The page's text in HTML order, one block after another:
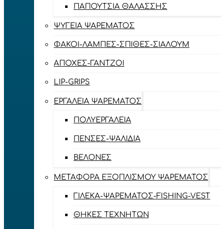
ΠΑΠΟΎΤΣΙΑ ΘΑΛΆΣΣΗΣ
ΨΥΓΕΊΑ ΨΑΡΈΜΑΤΟΣ
ΦΑΚΟΊ-ΛΆΜΠΕΣ-ΣΠΊΘΕΣ-ΣΊΑΛΟΥΜ
ΑΠΌΧΕΣ-ΓΆΝΤΖΟΙ
LIP-GRIPS
EΡΓΑΛΕΊΑ ΨΑΡΈΜΑΤΟΣ
ΠΟΛΥΕΡΓΑΛΕΊΑ
ΠΈΝΣΕΣ-ΨΑΛΊΔΙΑ
ΒΕΛΌΝΕΣ
ΜΕΤΑΦΟΡΆ ΕΞΟΠΛΙΣΜΟΎ ΨΑΡΈΜΑΤΟΣ
ΓΙΛΈΚΑ-ΨΑΡΈΜΑΤΟΣ-FISHING-VEST
ΘΉΚΕΣ ΤΕΧΝΗΤΏΝ